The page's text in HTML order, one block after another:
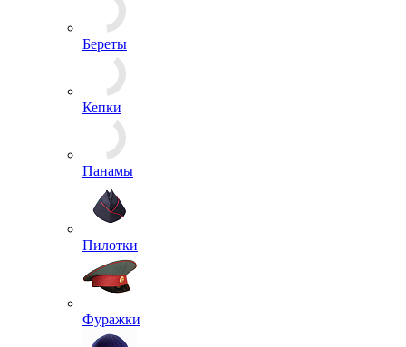
Береты
Кепки
Панамы
Пилотки
Фуражки